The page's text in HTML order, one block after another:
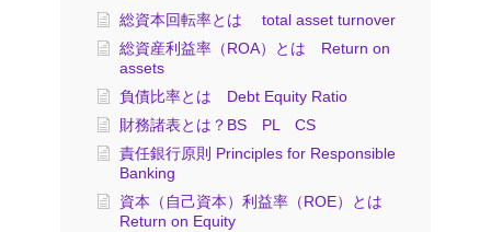
総資本回転率とは total asset turnover
総資産利益率（ROA）とは Return on
assets
負債比率とは Debt Equity Ratio
財務諸表とは？BS PL CS
責任銀行原則 Principles for Responsible
Banking
資本（自己資本）利益率（ROE）とは
Return on Equity